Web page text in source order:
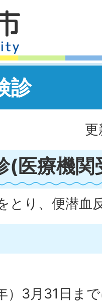
診
(医療機関
とり、便潜血
）3月31日ま